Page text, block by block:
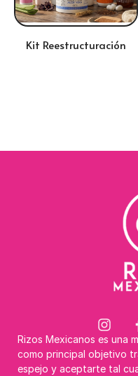
Kit Reestructuración
Rizos Mexicanos es una
como principal objetivo
espejo y aceptarte tal